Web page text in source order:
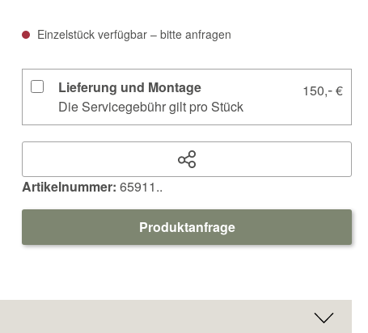
Einzelstück verfügbar – bitte anfragen
Lieferung und Montage
Die Servicegebühr gilt pro Stück
150,-€
Artikelnummer: 65911..
Produktanfrage